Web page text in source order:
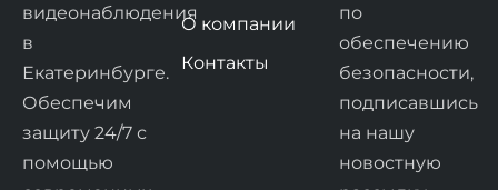
видеонаблюдения
в
Екатеринбурге.
Обеспечим
защиту 24/7 с
помощью
О компании
Контакты
по
обеспечению
безопасности,
подписавшись
на нашу
новостную